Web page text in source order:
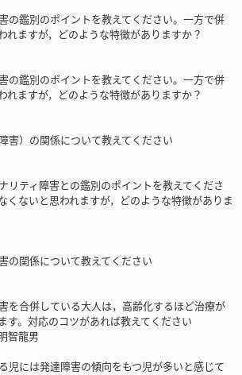
鑑別のポイントを教えてください。一方で併
れますが，どのような特徴がありますか？
鑑別のポイントを教えてください。一方で併
れますが，どのような特徴がありますか？
）の関係について教えてください
ティ障害との鑑別のポイントを教えてくださ
くないと思われますが，どのような特徴がありま
関係について教えてください
合併している大人は，高齢化するほど治療が
す。対応のコツがあれば教えてください
智龍男
には発達障害の傾向をもつ児が多いと感じて